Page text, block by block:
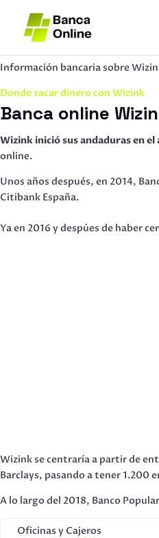
Información bancaria sobre
Donde sacar dinero con Wizink
Banca online
Wizink inició sus andaduras en
online.
Unos años después, en 2014,
Citibank España.
Ya en 2016 y despúes de haber
Wizink se centraría a partir de
Barclays, pasando a tener 1.200
A lo largo del 2018, Banco
Oficinas y Cajeros